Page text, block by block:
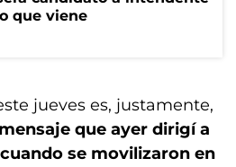
que viene
jueves es, justamente,
que ayer dirigí a
se movilizaron en